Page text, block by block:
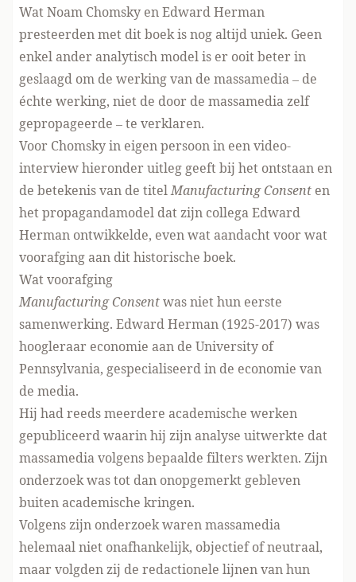
Wat Noam Chomsky en Edward Herman
presteerden met dit boek is nog altijd uniek. Geen
enkel ander analytisch model is er ooit beter in
geslaagd om de werking van de massamedia – de
échte werking, niet de door de massamedia zelf
gepropageerde – te verklaren.
Voor Chomsky in eigen persoon in een video-
interview hieronder uitleg geeft bij het ontstaan en
de betekenis van de titelManufacturing Consent en
het propagandamodel dat zijn collega Edward
Herman ontwikkelde, even wat aandacht voor wat
voorafging aan dit historische boek.
Wat voorafging
Manufacturing Consentwas niet hun eerste
samenwerking. Edward Herman (1925-2017) was
hoogleraar economie aan de University of
Pennsylvania, gespecialiseerd in de economie van
de media.
Hij had reeds meerdere academische werken
gepubliceerd waarin hij zijn analyse uitwerkte dat
massamedia volgens bepaalde filters werkten. Zijn
onderzoek was tot dan onopgemerkt gebleven
buiten academische kringen.
Volgens zijn onderzoek waren massamedia
helemaal niet onafhankelijk, objectief of neutraal,
maar volgden zij de redactionele lijnen van hun